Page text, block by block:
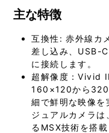
主な特徴
互換性: 赤外線カ
差し込み、USB-
に接続します。
超解像度：Vivid
160×120から
細で鮮明な映像
ジュアルカメラは
るMSX技術を搭載